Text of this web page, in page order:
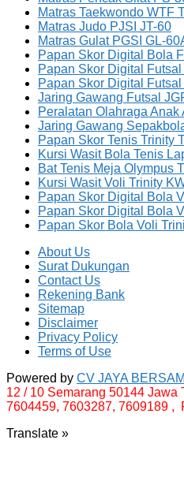
Matras Taekwondo WTF
Matras Judo PJSI JT-60
Matras Gulat PGSI GL-
Papan Skor Digital Bola
Papan Skor Digital
Papan Skor Digital
Jaring Gawang Futsal
Peralatan Olahraga Anak
Jaring Gawang
Papan Skor Tenis Trinity
Kursi Wasit Bola Tenis
Bat Tenis Meja Olympus
Kursi Wasit Voli Trinity
Papan Skor Digital Bola
Papan Skor Digital Bola
Papan Skor Bola Voli
About Us
Surat Dukungan
Contact Us
Rekening Bank
Sitemap
Disclaimer
Privacy Policy
Terms of Use
Powered by CV JAYA
12 / 10 Semarang 50144 Jawa
7604459, 7603287, 7609189 ,
Translate »